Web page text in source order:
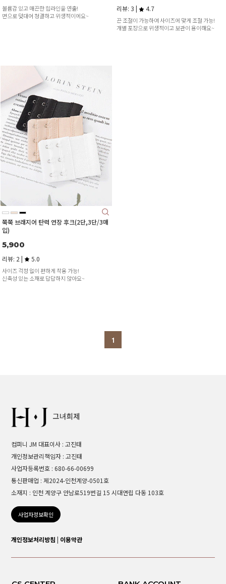
볼륨감 있고 매끈한 힙라인을 연출!
면으로 덧대어 청결하고 위생적이에요~
리뷰: 3 | 4.7
끈 조절이 가능하여 사이즈에 맞게 조절 가능!
개별 포장으로 위생적이고 보관이 용이해요~
쭉쭉 브래지어 탄력 연장 후크(2단,3단/3매
입)
5,900
리뷰: 2 | 5.0
사이즈 걱정 없이 편하게 착용 가능!
신축성 있는 소재로 답답하지 않아요~
1
컴퍼니 JM 대표이사 : 고진태
개인정보관리책임자 : 고진태
사업자등록번호 : 680-66-00699
통신판매업 : 제2024-인천계양-0501호
소재지 : 인천 계양구 안남로519번길 15 시대연립 다동 103호
사업자정보확인
개인정보처리방침 이용약관